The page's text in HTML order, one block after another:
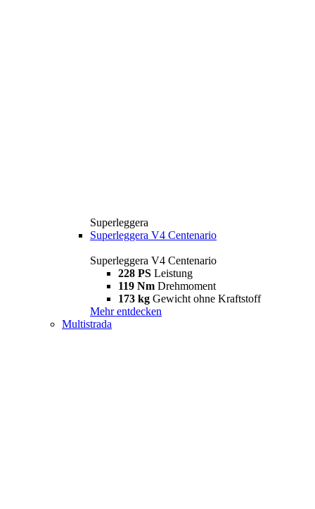
Superleggera
Superleggera V4 Centenario
Superleggera V4 Centenario
228 PS Leistung
119 Nm Drehmoment
173 kg Gewicht ohne Kraftstoff
Mehr entdecken
Multistrada